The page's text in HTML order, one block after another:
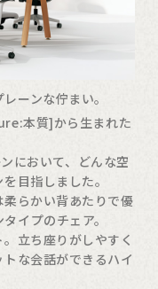
ーンな佇まい。
本質]から生まれた
において、どんな空
目指しました。
らかい背あたりで優
イプのチェア。
立ち座りがしやすく
な会話ができるハイ